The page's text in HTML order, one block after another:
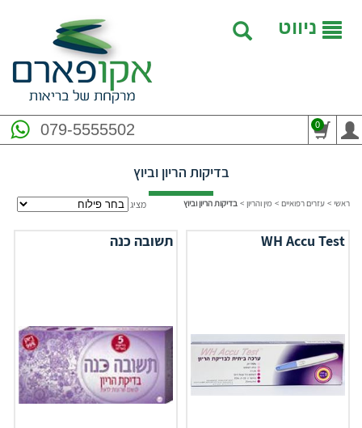
ניווט
079-5555502 0
בדיקות הריון וביוץ
ראשי > עזרים רפואיים > מין והריון > בדיקות הריון וביוץ מציג
WH Accu Test תשובה כנה